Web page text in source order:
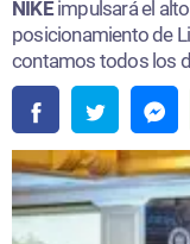
NIKEimpulsará el
posicionamiento de
contamos todos los